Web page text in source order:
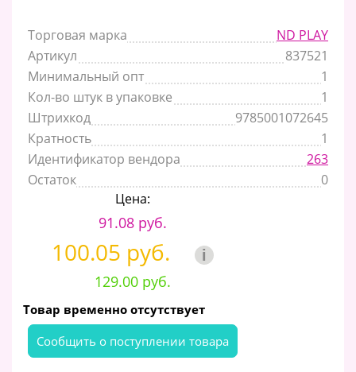
Торговая марка
ND PLAY
Артикул
837521
Минимальный опт
1
Кол-во штук в упаковке
1
Штрихкод
9785001072645
Кратность
1
Идентификатор вендора
263
Остаток
0
Цена:
91.08 руб.
100.05 руб. i
129.00 руб.
Товар временно отсутствует
Cообщить о поступлении товара